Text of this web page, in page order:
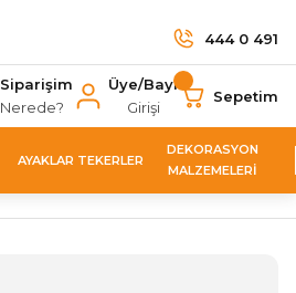
444 0 491
Siparişim
Nerede?
Üye/Bayi
Girişi
Sepetim
AYAKLAR TEKERLER
DEKORASYON
MALZEMELERİ